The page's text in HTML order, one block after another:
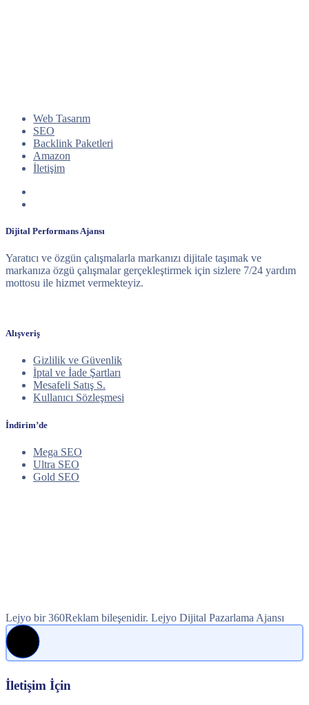
Web Tasarım
SEO
Backlink Paketleri
Amazon
İletişim
Dijital Performans Ajansı
Yaratıcı ve özgün çalışmalarla markanızı dijitale taşımak ve
markanıza özgü çalışmalar gerçekleştirmek için sizlere 7/24 yardım
mottosu ile hizmet vermekteyiz.
Alışveriş
Gizlilik ve Güvenlik
İptal ve İade Şartları
Mesafeli Satış S.
Kullanıcı Sözleşmesi
İndirim’de
Mega SEO
Ultra SEO
Gold SEO
Lejyo bir 360Reklam bileşenidir. Lejyo Dijital Pazarlama Ajansı
İletişim İçin